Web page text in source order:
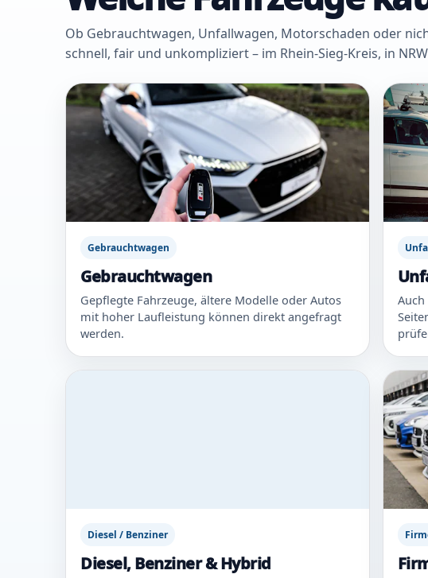
Ob Gebrauchtwagen, Unfallwagen, Motorschaden oder
schnell, fair und unkompliziert – im Rhein-Sieg-Kreis, in
Gebrauchtwagen
Gebrauchtwagen
Gepflegte Fahrzeuge, ältere Modelle oder Autos
mit hoher Laufleistung können direkt angefragt
werden.
Diesel / Benziner
Diesel, Benziner & Hybrid